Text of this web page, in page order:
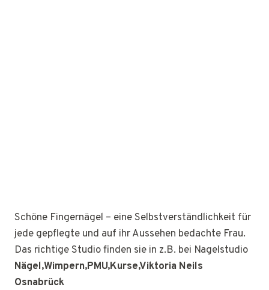
Schöne Fingernägel – eine Selbstverständlichkeit für
jede gepflegte und auf ihr Aussehen bedachte Frau.
Das richtige Studio finden sie in z.B. bei Nagelstudio
Nägel,Wimpern,PMU,Kurse,Viktoria Neils
Osnabrück